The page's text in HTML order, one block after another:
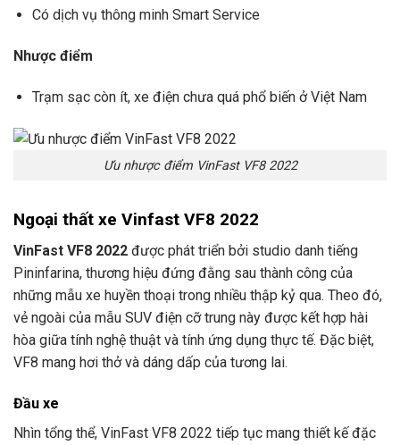
Có dịch vụ thông minh Smart Service
Nhược điểm
Trạm sạc còn ít, xe điện chưa quá phổ biến ở Việt Nam
Ưu nhược điểm VinFast VF8 2022
Ngoại thất xe Vinfast VF8 2022
VinFast VF8 2022 được phát triển bởi studio danh tiếng
Pininfarina, thương hiệu đứng đằng sau thành công của
những mẫu xe huyền thoại trong nhiều thập kỷ qua. Theo đó,
vẻ ngoài của mẫu SUV điện cỡ trung này được kết hợp hài
hòa giữa tính nghệ thuật và tính ứng dụng thực tế. Đặc biệt,
VF8 mang hơi thở và dáng dấp của tương lai.
Đầu xe
Nhìn tổng thể, VinFast VF8 2022 tiếp tục mang thiết kế đặc